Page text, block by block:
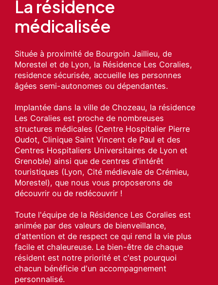
La résidence
médicalisée
Située à proximité de Bourgoin Jaillieu, de
Morestel et de Lyon, la Résidence Les Coralies,
residence sécurisée, accueille les personnes
âgées semi-autonomes ou dépendantes.
Implantée dans la ville de Chozeau, la résidence
Les Coralies est proche de nombreuses
structures médicales (Centre Hospitalier Pierre
Oudot, Clinique Saint Vincent de Paul et des
Centres Hospitaliers Universitaires de Lyon et
Grenoble) ainsi que de centres d'intérêt
touristiques (Lyon, Cité médievale de Crémieu,
Morestel), que nous vous proposerons de
découvrir ou de redécouvrir !
Toute l'équipe de la Résidence Les Coralies est
animée par des valeurs de bienveillance,
d'attention et de respect ce qui rend la vie plus
facile et chaleureuse. Le bien-être de chaque
résident est notre priorité et c'est pourquoi
chacun bénéficie d'un accompagnement
personnalisé.